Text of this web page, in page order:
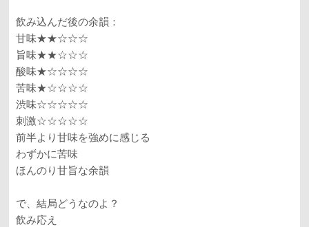
飲み込んだ後の余韻：
甘味★★☆☆☆
旨味★★☆☆☆
酸味★☆☆☆☆
苦味★☆☆☆☆
渋味☆☆☆☆☆
刺激☆☆☆☆☆
前半より甘味を強めに感じる
わずかに苦味
ほんのり甘旨な余韻
で、結局どうなのよ？
飲み応え